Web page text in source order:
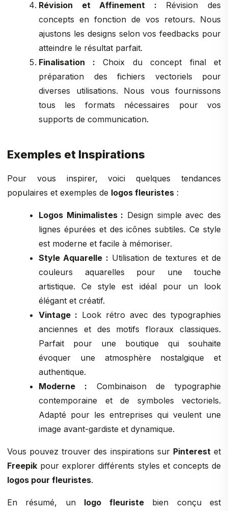
Révision et Affinement : Révision des
concepts en fonction de vos retours. Nous
ajustons les designs selon vos feedbacks pour
atteindre le résultat parfait.
Finalisation : Choix du concept final et
préparation des fichiers vectoriels pour
diverses utilisations. Nous vous fournissons
tous les formats nécessaires pour vos
supports de communication.
Exemples et Inspirations
Pour vous inspirer, voici quelques tendances
populaires et exemples de logos fleuristes :
Logos Minimalistes : Design simple avec des
lignes épurées et des icônes subtiles. Ce style
est moderne et facile à mémoriser.
Style Aquarelle : Utilisation de textures et de
couleurs aquarelles pour une touche
artistique. Ce style est idéal pour un look
élégant et créatif.
Vintage : Look rétro avec des typographies
anciennes et des motifs floraux classiques.
Parfait pour une boutique qui souhaite
évoquer une atmosphère nostalgique et
authentique.
Moderne : Combinaison de typographie
contemporaine et de symboles vectoriels.
Adapté pour les entreprises qui veulent une
image avant-gardiste et dynamique.
Vous pouvez trouver des inspirations sur Pinterestet
Freepik pour explorer différents styles et concepts de
logos pour fleuristes.
En résumé, un logo fleuristebien conçu est